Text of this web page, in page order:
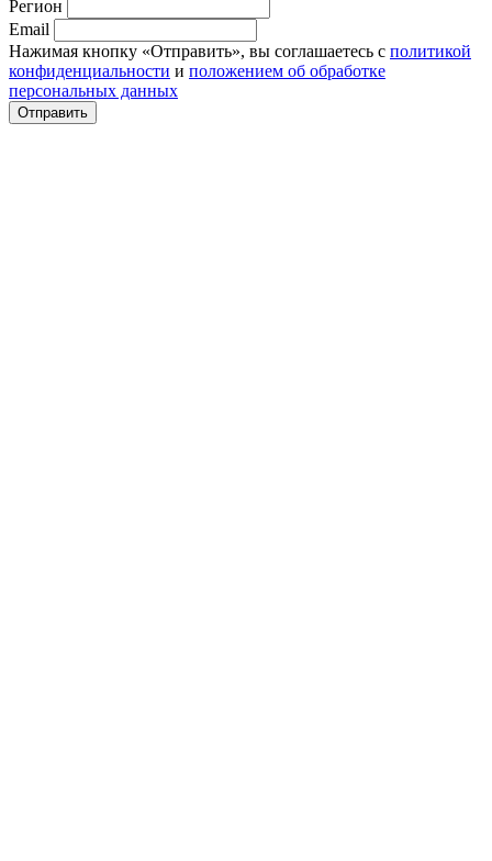
Регион
Email
Нажимая кнопку «Отправить», вы соглашаетесь с политикой
конфиденциальности и положением об обработке
персональных данных
Отправить